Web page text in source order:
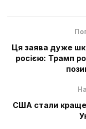
Ця заява дуже
росією: Трамп
США стали краще